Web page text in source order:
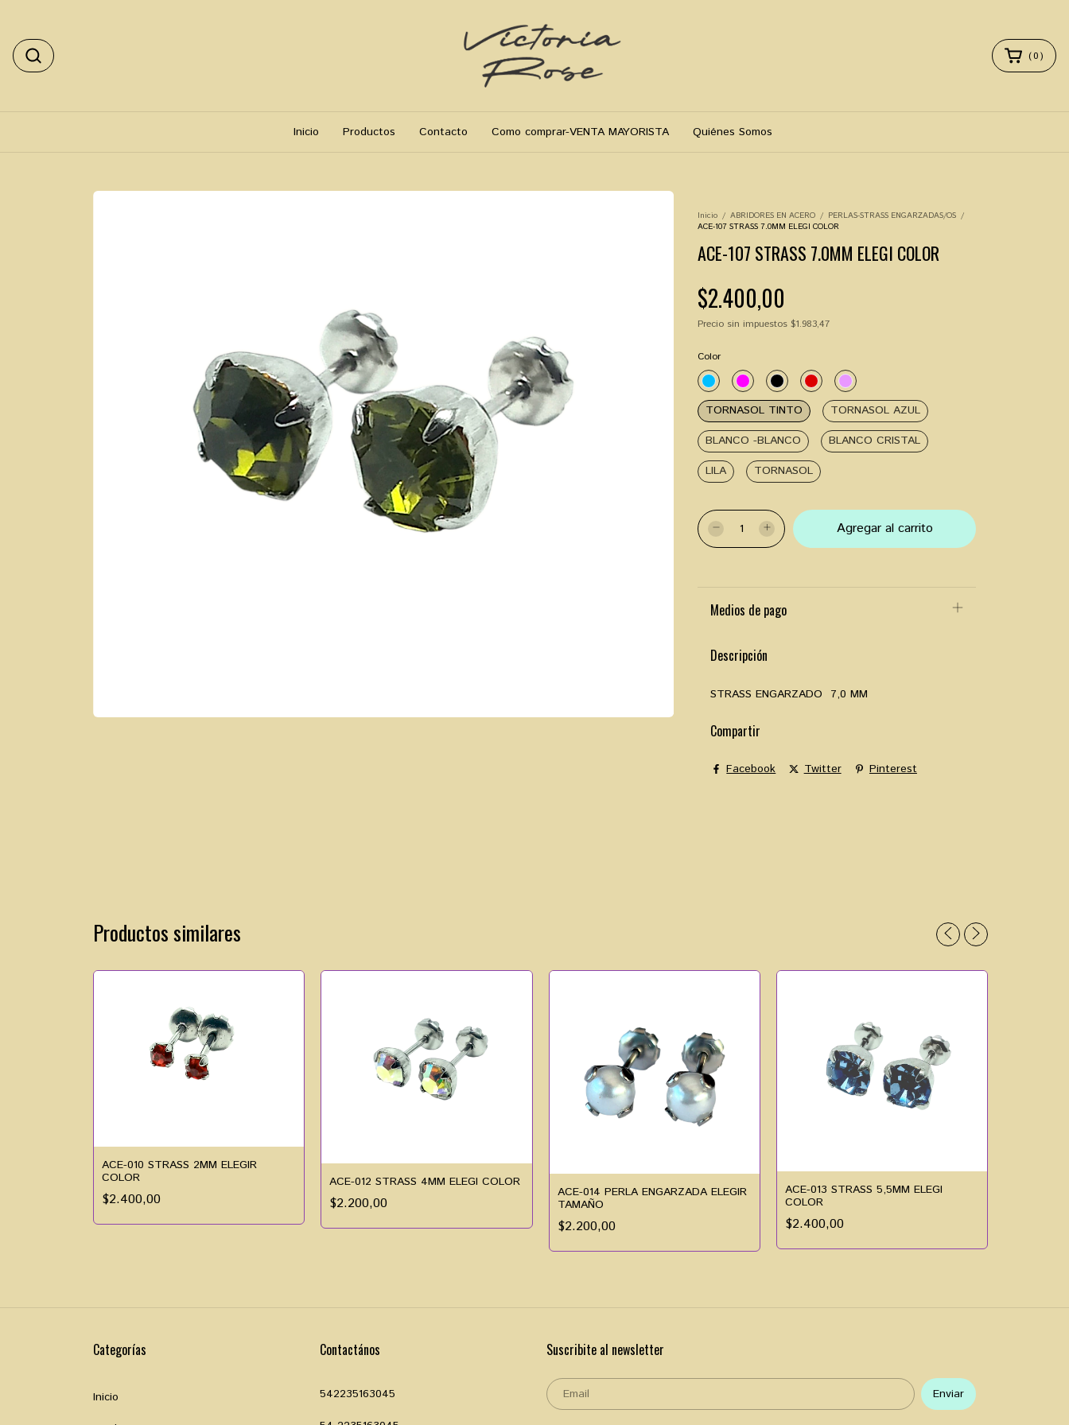
(0)
Inicio Productos Contacto Como comprar-VENTA MAYORISTA Quiénes Somos
Inicio / ABRIDORES EN ACERO / PERLAS-STRASS ENGARZADAS/OS /
ACE-107 STRASS 7.0MM ELEGI COLOR
ACE-107 STRASS 7.0MM ELEGI COLOR
$2.400,00
Precio sin impuestos $1.983,47
Color
TORNASOL TINTO
TORNASOL AZUL
BLANCO -BLANCO
BLANCO CRISTAL
LILA
TORNASOL
Medios de pago
Descripción
STRASS ENGARZADO 7,0 MM
Compartir
Facebook Twitter Pinterest
Productos similares
ACE-010 STRASS 2MM ELEGIR
COLOR
$2.400,00
ACE-012 STRASS 4MM ELEGI COLOR
$2.200,00
ACE-014 PERLA ENGARZADA ELEGIR
TAMAÑO
$2.200,00
ACE-013 STRASS 5,5MM ELEGI
COLOR
$2.400,00
Categorías
Inicio
Contactános
542235163045
Suscribite al newsletter